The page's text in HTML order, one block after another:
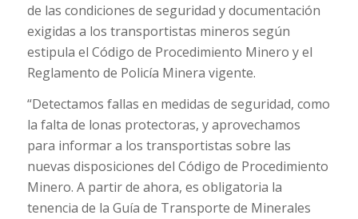
de las condiciones de seguridad y documentación
exigidas a los transportistas mineros según
estipula el Código de Procedimiento Minero y el
Reglamento de Policía Minera vigente.
“Detectamos fallas en medidas de seguridad, como
la falta de lonas protectoras, y aprovechamos
para informar a los transportistas sobre las
nuevas disposiciones del Código de Procedimiento
Minero. A partir de ahora, es obligatoria la
tenencia de la Guía de Transporte de Minerales